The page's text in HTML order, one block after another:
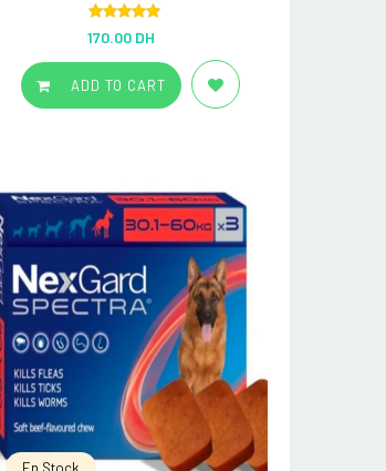
out of 5
170.00 DH
ADD TO CART